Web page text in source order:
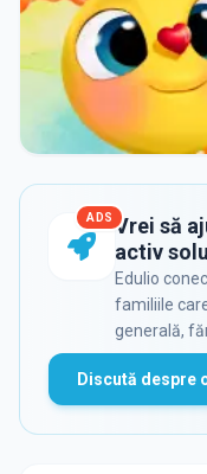
ADS Vrei să
activ
Edulio
familiile
generală,
Discută despre